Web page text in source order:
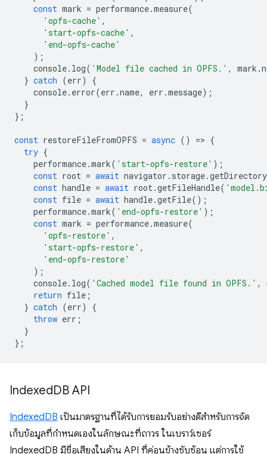
const mark = performance.measure(
'opfs-cache' ,
'start-opfs-cache' ,
'end-opfs-cache'
);
console. log( 'Model file cached in OPFS.' , mark .
} catch (err)
{
console. error(err .name, err .message);
}
};
const restoreFileFromOPFS = async () => {
try {
performance.mark( 'start-opfs-restore' );
const root = await navigator . storage.getDirectory
const handle = await root.getFileHandle(
const file = await handle.getFile();
performance.mark( 'end-opfs-restore' );
const mark = performance.measure(
'opfs-restore' ,
'start-opfs-restore' ,
'end-opfs-restore'
);
console. log( 'Cached model file found in OPFS.' ,
return file ;
} catch (err)
{
throw err ;
}
};
IndexedDB API
IndexedDB เป็นมาตรฐานที่ได้รับการยอมรับอย่างดีสำหรับการจัด
เก็บข้อมูลที่กำหนดเองในลักษณะที่ถาวร ในเบราว์เซอร์
IndexedDB มีชื่อเสียงในด้าน API ที่ค่อนข้างซับซ้อน แต่การใช้